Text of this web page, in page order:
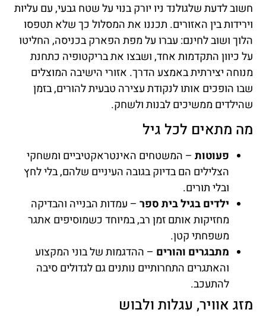
חשוב לדעת שלגולנד ניו יורק בנוי על שטח גבעי, עם עליות
וירידות בין האזורים. תכננו את המסלול כך שלא תטפסו
הלוך ושוב לחינם: עברו על מפת הפארק בכניסה, החליטו
על כיוון התקדמות אחד, ושבצו את בריקטופיה כתחנת
מנוחה יצירתית באמצע הדרך. אזורי הישיבה המוצלים
שבו הופכים אותו לנקודת עצירה טבעית להורים, בזמן
שהילדים ממשיכים לבנות ולשחק.
מה מתאים לכל גיל
פעוטות – המשטחים האינטראקטיביים ומשחקי
הצלילים הם בדיוק בגובה העיניים שלהם, בלי לחץ
ובלי תורים.
ילדים בגיל בית ספר – עמדות הבנייה והבדיקה
מחזיקות אותם זמן רב, במיוחד כשמוסיפים אתגר
משפחתי קטן.
מתבגרים והורים – ההדגמות של בוני המקצוע
והאתגרים התחרותיים נותנים גם לגדולים סיבה
להתעכב.
מזג אוויר, עגלות ולבוש